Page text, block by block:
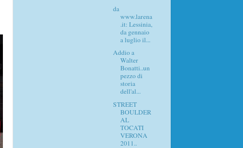
da
www.larena
.it: Lessinia,
da gennaio
a luglio il...
Addio a
Walter
Bonatti..un
pezzo di
storia
dell'al...
STREET
BOULDER
AL
TOCATI
VERONA
2011..